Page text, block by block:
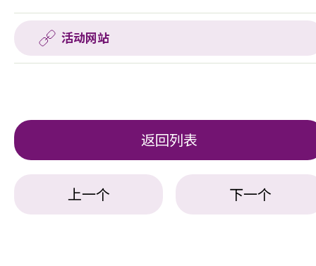
活动网站
返回列表
上一个 下一个